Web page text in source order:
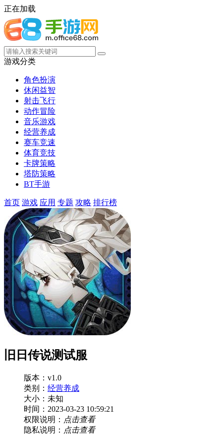
正在加载
游戏分类
角色扮演
休闲益智
射击飞行
动作冒险
音乐游戏
经营养成
赛车竞速
体育竞技
卡牌策略
塔防策略
BT手游
首页 游戏 应用 专题 攻略 排行榜
旧日传说测试服
版本：v1.0
类别： 经营养成
大小：未知
时间：2023-03-23 10:59:21
权限说明： 点击查看
隐私说明： 点击查看